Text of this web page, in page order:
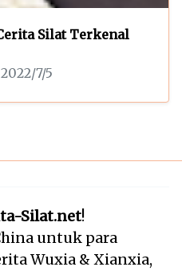
Silat Terkenal
2022/7/5
Silat.net!
untuk para
Wuxia & Xianxia,